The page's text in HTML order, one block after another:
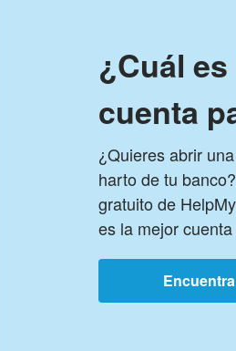
¿Cuál
cuenta
¿Quieres abrir
harto de tu
gratuito de
es la mejor